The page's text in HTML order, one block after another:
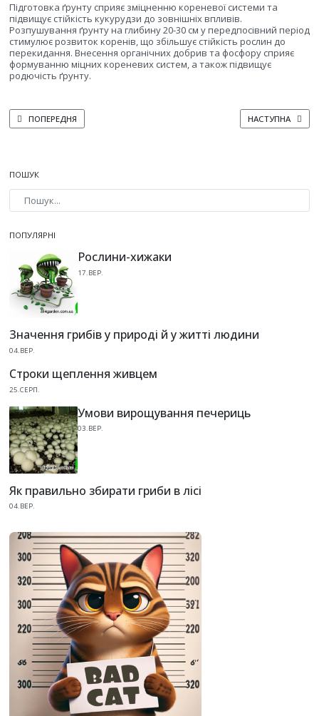
Підготовка ґрунту сприяє зміцненню кореневої системи та
підвищує стійкість кукурудзи до зовнішніх впливів.
Розпушування ґрунту на глибину 20-30 см у передпосівний період
стимулює розвиток коренів, що збільшує стійкість рослин до
перекидання. Внесення органічних добрив та фосфору сприяє
формуванню міцних кореневих систем, а також підвищує
родючість ґрунту.
ПОПЕРЕДНЯ СТАТТЯ: КОЛИ ПРИПИНЯТИ ПОЛИВ КУКУРУДЗИ ПЕРЕД
ПОПЕРЕДНЯ НАСТУПНА
НАСТУПНА
ПОШУК
ПОПУЛЯРНІ
Рослини-хижаки
17.ВЕР.
Значення грибів у природі й у житті людини
04.ВЕР.
Строки щеплення живцем
25.СЕРП.
Умови вирощування печериць
03.ВЕР.
Як правильно збирати гриби в лісі
04.ВЕР.